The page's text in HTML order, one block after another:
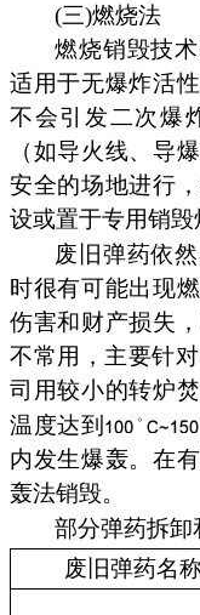
(三)燃烧法
燃烧销毁技
适用于无爆炸活
不会引发二次爆
（如导火线、导
安全的场地进行
设或置于专用销毁
废旧弹药依
时很有可能出现
伤害和财产损失
不常用，主要针
司用较小的转炉
温度达到
内发生爆轰。在
轰法销毁。
部分弹药拆卸
废旧弹药名